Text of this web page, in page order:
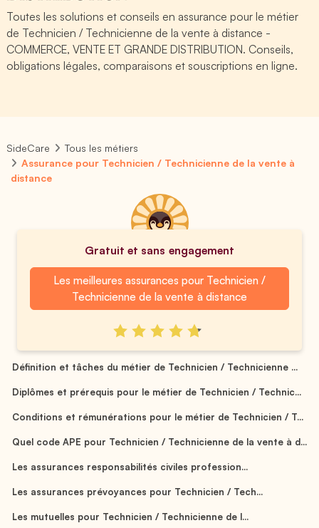
Toutes les solutions et conseils en assurance pour le métier
de Technicien / Technicienne de la vente à distance -
COMMERCE, VENTE ET GRANDE DISTRIBUTION. Conseils,
obligations légales, comparaisons et souscriptions en ligne.
SideCare
Tous les métiers
Assurance pour Technicien / Technicienne de la vente à
distance
Gratuit et sans engagement
Les meilleures assurances pour Technicien /
Technicienne de la vente à distance
Définition et tâches du métier de Technicien / Technicienne ...
Diplômes et prérequis pour le métier de Technicien / Technic...
Conditions et rémunérations pour le métier de Technicien / T...
Quel code APE pour Technicien / Technicienne de la vente à d...
Les assurances responsabilités civiles profession...
Les assurances prévoyances pour Technicien / Tech...
Les mutuelles pour Technicien / Technicienne de l...